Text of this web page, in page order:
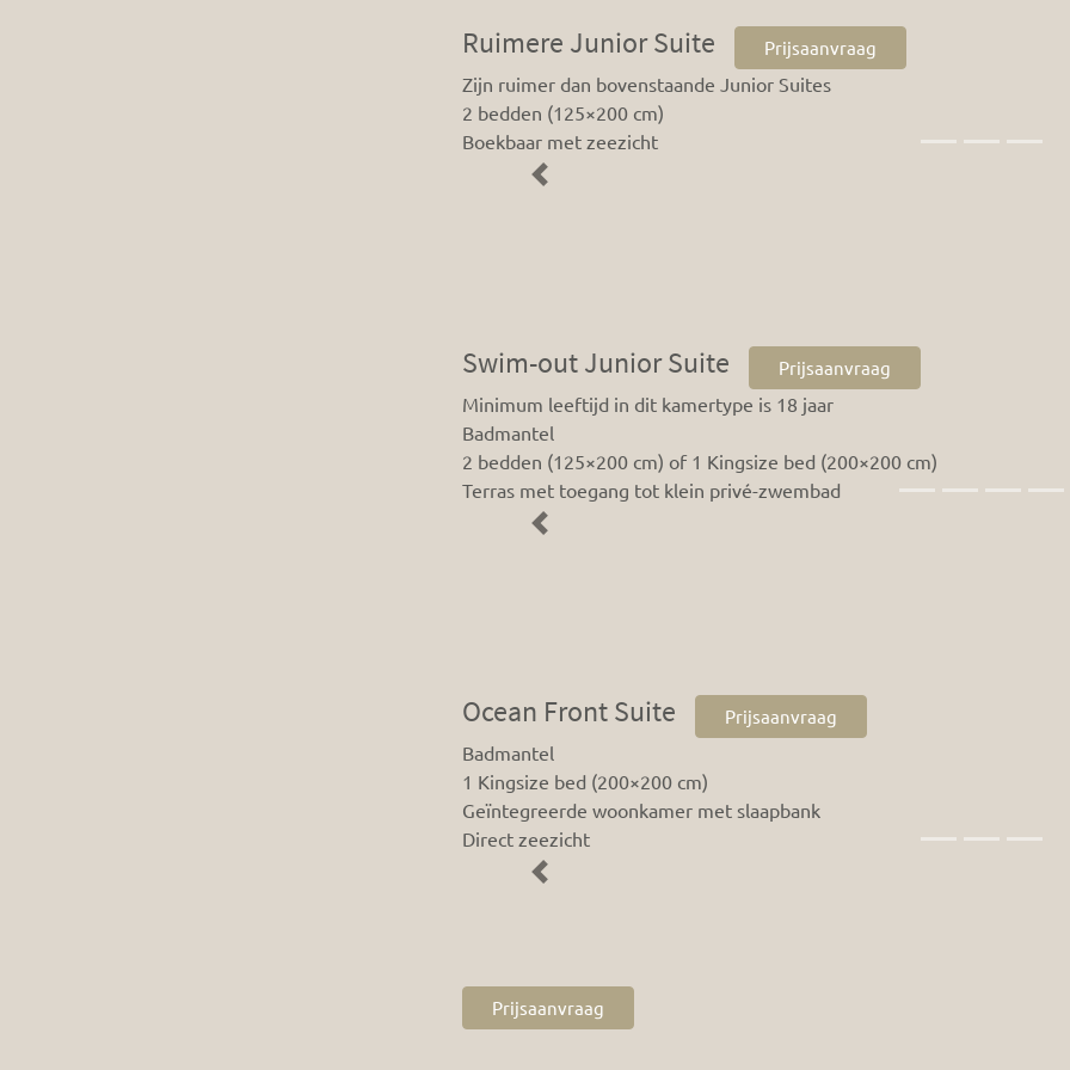
Ruimere Junior Suite Prijsaanvraag
Zijn ruimer dan bovenstaande Junior Suites
2 bedden (125×200 cm)
Boekbaar met zeezicht
Previous
Swim-out Junior Suite Prijsaanvraag
Minimum leeftijd in dit kamertype is 18 jaar
Badmantel
2 bedden (125×200 cm) of 1 Kingsize bed (200×200 cm)
Terras met toegang tot klein privé-zwembad
Previous
Ocean Front Suite Prijsaanvraag
Badmantel
1 Kingsize bed (200×200 cm)
Geïntegreerde woonkamer met slaapbank
Direct zeezicht
Previous
Prijsaanvraag